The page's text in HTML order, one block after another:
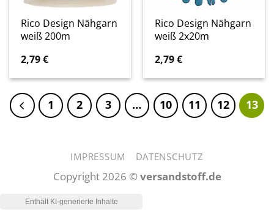
Rico Design Nähgarn
weiß 200m
2,79€
Rico Design Nähgarn
weiß 2x20m
2,79€
1 2 3 … 10 11 12 13
IMPRESSUM DATENSCHUTZ
Copyright 2026 ©versandstoff.de